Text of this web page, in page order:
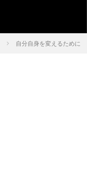
自分自身を変えるために